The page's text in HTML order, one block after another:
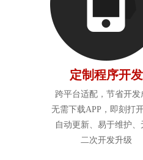
定制程序开发
跨平台适配，节省开发
无需下载APP，即刻打
自动更新、易于维护、
二次开发升级